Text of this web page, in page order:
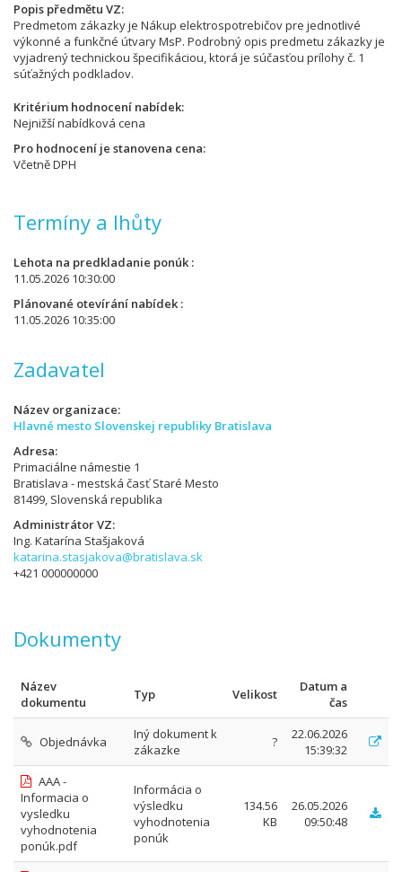
Popis předmětu VZ
Predmetom zákazky je Nákup elektrospotrebičov pre jednotlivé
výkonné a funkčné útvary MsP. Podrobný opis predmetu zákazky je
vyjadrený technickou špecifikáciou, ktorá je súčasťou prílohy č. 1
súťažných podkladov.
Kritérium hodnocení nabídek
Nejnižší nabídková cena
Pro hodnocení je stanovena cena
Včetně DPH
Termíny a lhůty
Lehota na predkladanie ponúk
11.05.2026 10:30:00
Plánované otevírání nabídek
11.05.2026 10:35:00
Zadavatel
Název organizace
Hlavné mesto Slovenskej republiky Bratislava
Adresa
Primaciálne námestie 1
Bratislava - mestská časť Staré Mesto
81499, Slovenská republika
Administrátor VZ
Ing. Katarína Stašjaková
katarina.stasjakova@bratislava.sk
+421 000000000
Dokumenty
Název
dokumentu
Typ Velikost
Datum a
čas
Objednávka
Iný dokument k
zákazke
?
22.06.2026
15:39:32
AAA -
Informacia o
vysledku
vyhodnotenia
ponúk.pdf
Informácia o
výsledku
vyhodnotenia
ponúk
134.56
KB
26.05.2026
09:50:48